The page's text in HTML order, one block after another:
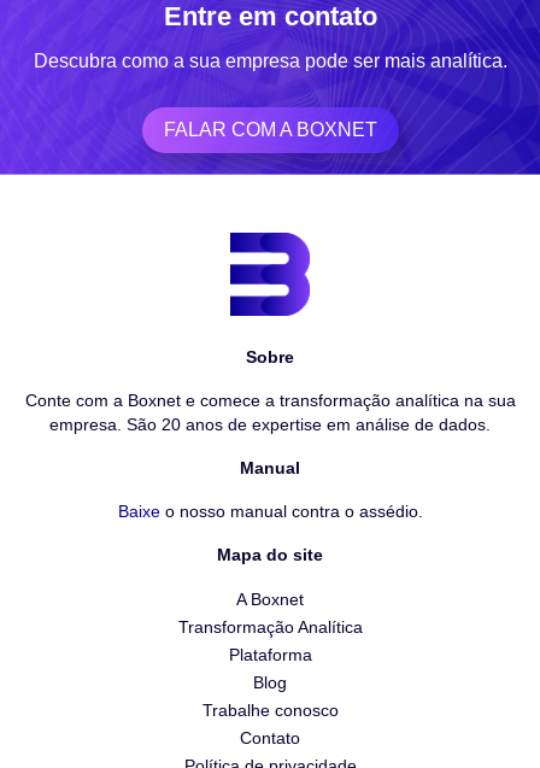
Entre em contato
Descubra como a sua empresa pode ser mais analítica.
FALAR COM A BOXNET
Sobre
Conte com a Boxnet e comece a transformação analítica na sua
empresa. São 20 anos de expertise em análise de dados.
Manual
Baixeo nosso manual contra o assédio.
Mapa do site
A Boxnet
Transformação Analítica
Plataforma
Blog
Trabalhe conosco
Contato